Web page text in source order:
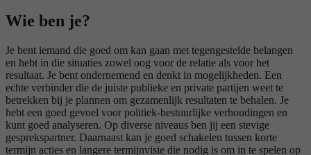
Wie ben je?
Je bent iemand die goed om kan gaan met tegengestelde belangen
en hebt in die situaties zowel oog voor de relatie als voor het
resultaat. Je bent ondernemend en denkt in mogelijkheden. Een
echte verbinder die de juiste publieke en private partijen weet te
betrekken bij je plannen om gezamenlijk resultaten te behalen. Je
hebt een goed gevoel voor politiek-bestuurlijke verhoudingen en
kunt goed analyseren. Op diverse niveaus ben jij een stevige
gesprekspartner. Daarnaast kan je goed schakelen tussen korte
termijn acties en langere termijnvisie die nodig is om in te spelen op